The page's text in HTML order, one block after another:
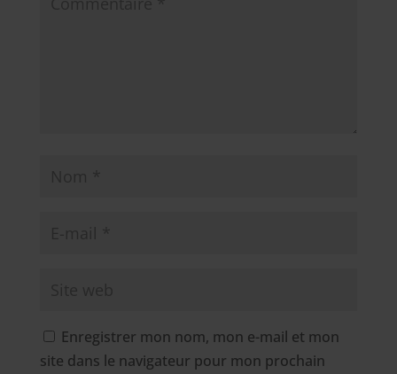
Enregistrer mon nom, mon e-mail et mon
site dans le navigateur pour mon prochain